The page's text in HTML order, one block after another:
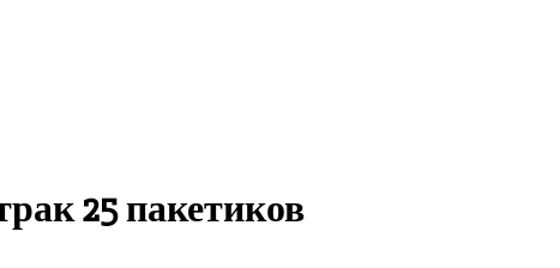
25 пакетиков